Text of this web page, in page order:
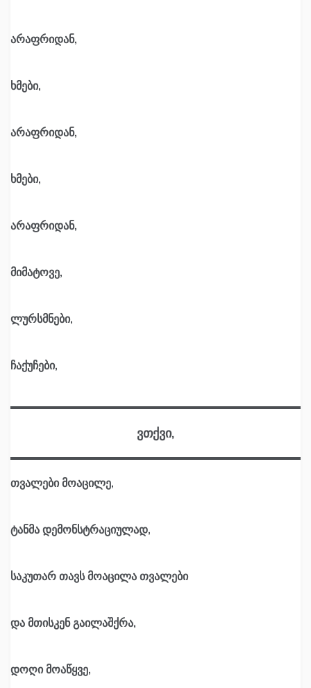
არაფრიდან,
ხმები,
არაფრიდან,
ხმები,
არაფრიდან,
მიმატოვე,
ლურსმნები,
ჩაქუჩები,
ვთქვი,
თვალები მოაცილე,
ტანმა დემონსტრაციულად,
საკუთარ თავს მოაცილა თვალები
და მთისკენ გაილაშქრა,
დოღი მოაწყვე,